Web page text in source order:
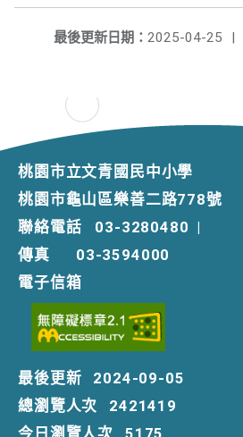
最後更新日期： 2025-04-25
|
桃園市立文青國民中小學
桃園市龜山區樂善二路778號
聯絡電話
03-3280480 |
傳真
03-3594000
電子信箱
最後更新
2024-09-05
總瀏覽人次
2421419
今日瀏覽人次
5175